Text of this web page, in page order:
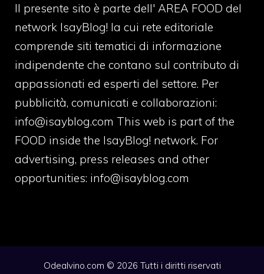
Il presente sito è parte dell' AREA FOOD del
network IsayBlog! la cui rete editoriale
comprende siti tematici di informazione
indipendente che contano sul contributo di
appassionati ed esperti del settore. Per
pubblicità, comunicati e collaborazioni:
info@isayblog.com This web is part of the
FOOD inside the IsayBlog! network. For
advertising, press releases and other
opportunities: info@isayblog.com
Odealvino.com © 2026 Tutti i diritti riservati